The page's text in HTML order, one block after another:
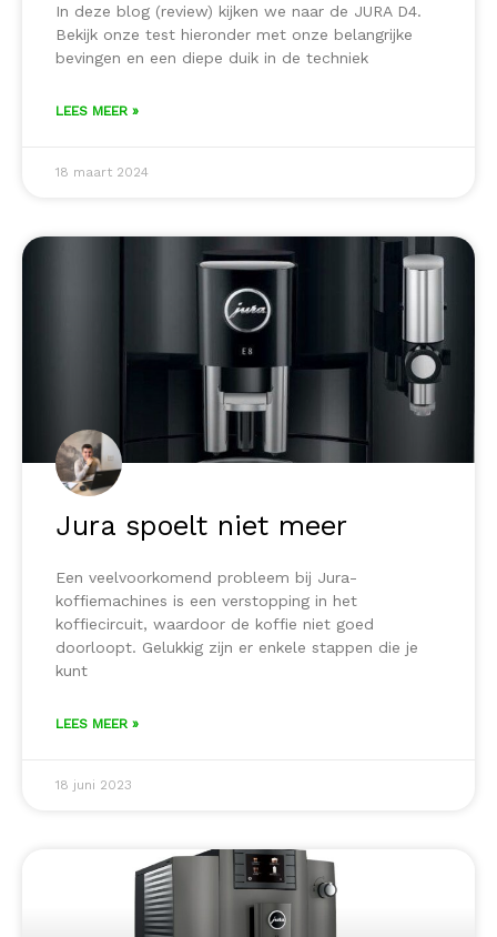
In deze blog (review) kijken we naar de JURA D4.
Bekijk onze test hieronder met onze belangrijke
bevingen en een diepe duik in de techniek
LEES MEER »
18 maart 2024
Jura spoelt niet meer
Een veelvoorkomend probleem bij Jura-
koffiemachines is een verstopping in het
koffiecircuit, waardoor de koffie niet goed
doorloopt. Gelukkig zijn er enkele stappen die je
kunt
LEES MEER »
18 juni 2023